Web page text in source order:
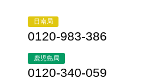
日南局
0120-983-386
鹿児島局
0120-340-059